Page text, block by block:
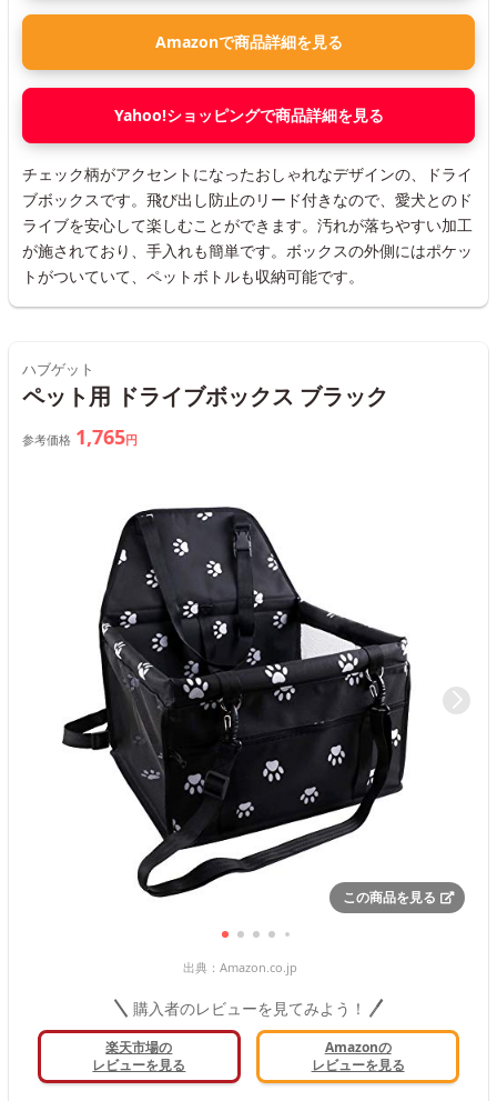
Amazonで商品詳細を見る
Yahoo!ショッピングで商品詳細を見る
チェック柄がアクセントになったおしゃれなデザインの、ドライ
ブボックスです。飛び出し防止のリード付きなので、愛犬とのド
ライブを安心して楽しむことができます。汚れが落ちやすい加工
が施されており、手入れも簡単です。ボックスの外側にはポケッ
トがついていて、ペットボトルも収納可能です。
ハブゲット
ペット用 ドライブボックス ブラック
参考価格 1,765円
この商品を見る
出典： Amazon.co.jp
購入者のレビューを見てみよう！
楽天市場の
レビューを見る
Amazonの
レビューを見る